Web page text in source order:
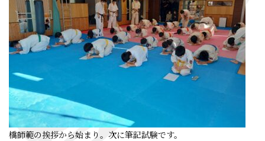
橋師範の挨拶から始まり。次に筆記試験です。